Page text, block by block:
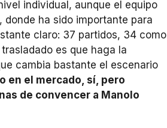
individual, aunque el equipo
donde ha sido importante para
claro: 37 partidos, 34 como
es que haga la
cambia bastante el escenario
en el mercado, sí, pero
de convencer a Manolo